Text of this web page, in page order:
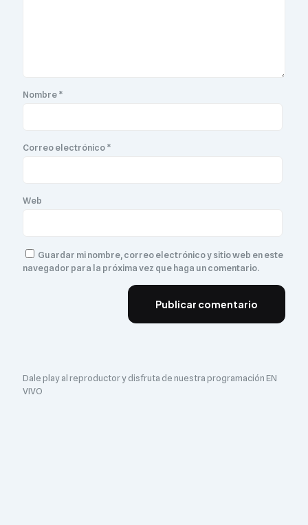
Nombre*
Correo electrónico*
Web
Guardar mi nombre, correo electrónico y sitio web en este
navegador para la próxima vez que haga un comentario.
Dale play al reproductor y disfruta de nuestra programación EN
VIVO